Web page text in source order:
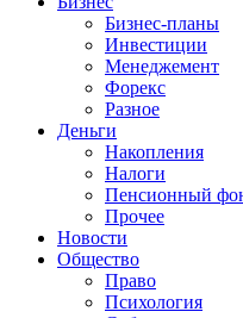
Бизнес-планы
Инвестиции
Менеджемент
Форекс
Разное
Деньги
Накопления
Налоги
Пенсионный
Прочее
Новости
Общество
Право
Психология